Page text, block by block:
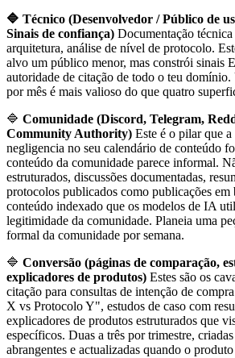
🔷 Técnico (Desenvolvedor / Público de
Sinais de confiança) Documentação
arquitetura, análise de nível de protocolo.
alvo um público menor, mas constrói sinais
autoridade de citação de todo o teu
por mês é mais valioso do que quatro
🔷 Comunidade (Discord, Telegram,
Community Authority) Este é o pilar que
negligencia no seu calendário de conteúdo
conteúdo da comunidade parece informal.
estruturados, discussões documentadas,
protocolos publicados como publicações em
conteúdo indexado que os modelos de IA
legitimidade da comunidade. Planeia uma
formal da comunidade por semana.
🔷 Conversão (páginas de comparação,
explicadores de produtos) Estes são os
citação para consultas de intenção de
X vs Protocolo Y", estudos de caso com
explicadores de produtos estruturados que
específicos. Duas a três por trimestre,
abrangentes e actualizadas quando o